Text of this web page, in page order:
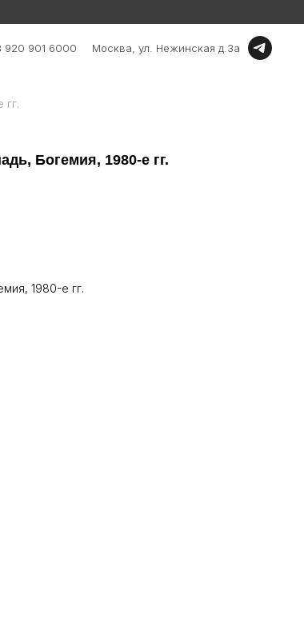
920 901 6000 Москва, ул. Нежинская д.3а
Богемия, 1980-е гг.
1980-е гг.